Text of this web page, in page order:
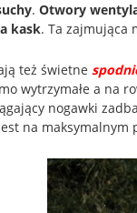
. Otwory
kask. Ta zajmująca
też świetne
wytrzymałe a na
nogawki
na maksymalnym